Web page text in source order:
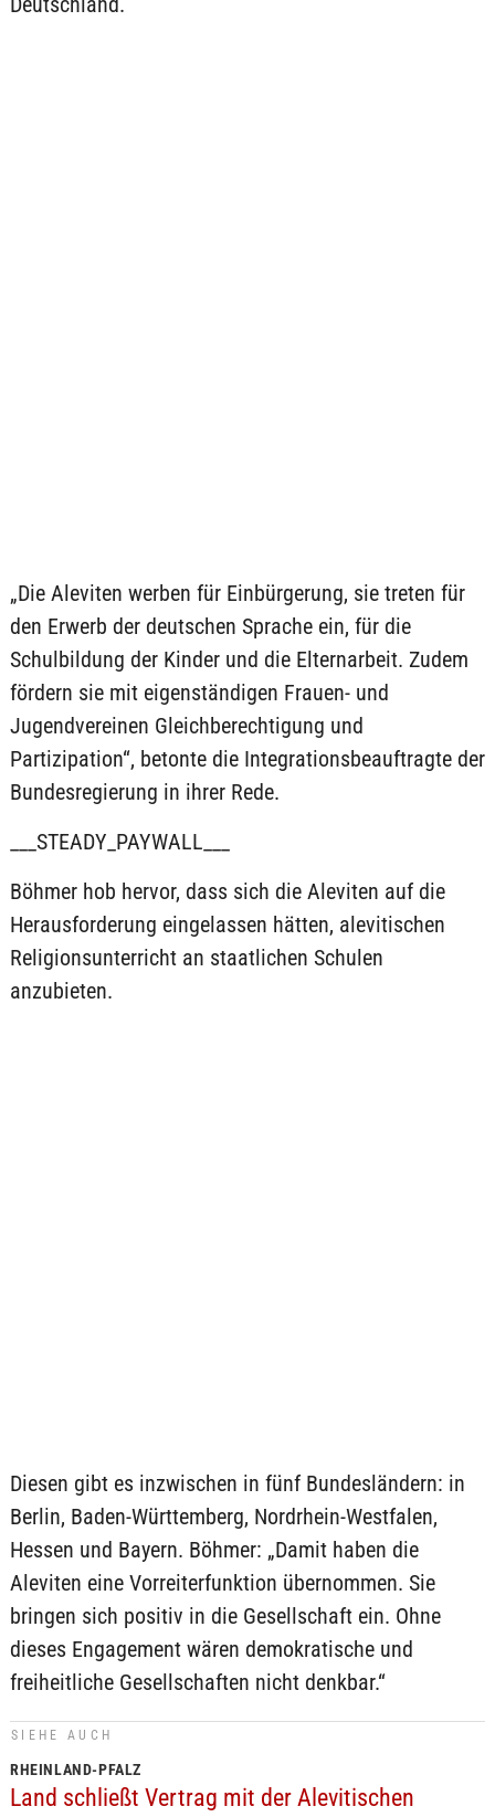
„Die Aleviten werben für Einbürgerung, sie treten für
den Erwerb der deutschen Sprache ein, für die
Schulbildung der Kinder und die Elternarbeit. Zudem
fördern sie mit eigenständigen Frauen- und
Jugendvereinen Gleichberechtigung und
Partizipation“, betonte die Integrationsbeauftragte der
Bundesregierung in ihrer Rede.
___STEADY_PAYWALL___
Böhmer hob hervor, dass sich die Aleviten auf die
Herausforderung eingelassen hätten, alevitischen
Religionsunterricht an staatlichen Schulen
anzubieten.
Diesen gibt es inzwischen in fünf Bundesländern: in
Berlin, Baden-Württemberg, Nordrhein-Westfalen,
Hessen und Bayern. Böhmer: „Damit haben die
Aleviten eine Vorreiterfunktion übernommen. Sie
bringen sich positiv in die Gesellschaft ein. Ohne
dieses Engagement wären demokratische und
freiheitliche Gesellschaften nicht denkbar.“
SIEHE AUCH
RHEINLAND-PFALZ
Land schließt Vertrag mit der Alevitischen